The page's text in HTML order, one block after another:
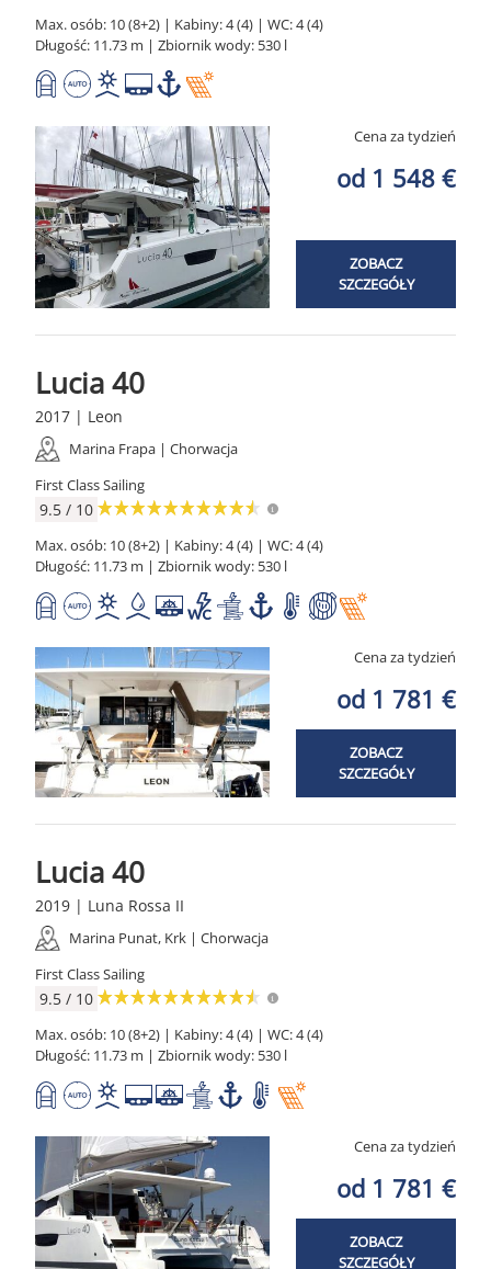
Max. osób: 10 (8+2) | Kabiny: 4 (4) | WC: 4 (4)
Długość: 11.73 m | Zbiornik wody: 530 l
Cena za tydzień
od 1 548 €
ZOBACZ
SZCZEGÓŁY
Lucia 40
2017 | Leon
Marina Frapa | Chorwacja
First Class Sailing
9.5 / 10
Max. osób: 10 (8+2) | Kabiny: 4 (4) | WC: 4 (4)
Długość: 11.73 m | Zbiornik wody: 530 l
Cena za tydzień
od 1 781 €
ZOBACZ
SZCZEGÓŁY
Lucia 40
2019 | Luna Rossa II
Marina Punat, Krk | Chorwacja
First Class Sailing
9.5 / 10
Max. osób: 10 (8+2) | Kabiny: 4 (4) | WC: 4 (4)
Długość: 11.73 m | Zbiornik wody: 530 l
Cena za tydzień
od 1 781 €
ZOBACZ
SZCZEGÓŁY